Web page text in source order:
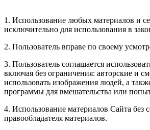
1. Использование любых материалов и
исключительно для использования в
2. Пользователь вправе по своему
3. Пользователь соглашается
включая без ограничения: авторские и
использовать изображения людей, а
программы для вмешательства или
4. Использование материалов Сайта без
правообладателя материалов.